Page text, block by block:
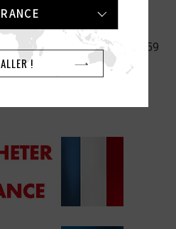
à la newsletter et des
prend fin le 19 juillet à 23:59
ALLER !